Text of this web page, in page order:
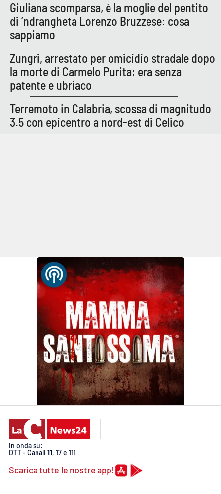
Giuliana scomparsa, è la moglie del pentito
di ’ndrangheta Lorenzo Bruzzese: cosa
sappiamo
Zungri, arrestato per omicidio stradale dopo
la morte di Carmelo Purita: era senza
patente e ubriaco
Terremoto in Calabria, scossa di magnitudo
3.5 con epicentro a nord-est di Celico
In onda su:
DTT - Canali 11, 17 e 111
Scarica tutte le nostre app!